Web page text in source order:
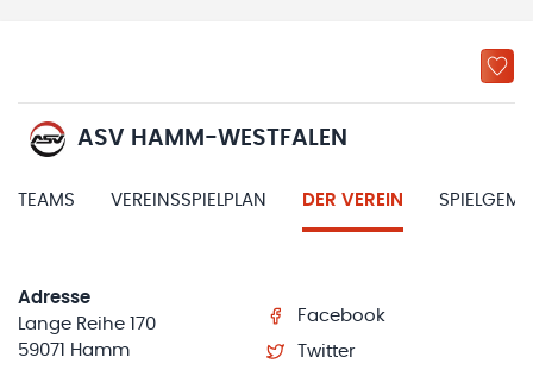
ASV HAMM-WESTFALEN
TEAMS VEREINSSPIELPLAN DER VEREIN
Adresse
Lange Reihe 170
59071 Hamm
Facebook
Twitter